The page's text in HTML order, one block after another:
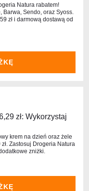
Natura rabatem!
Barwa, Sendo, oraz Syoss.
zł i darmową dostawą od
zł: Wykorzystaj
krem na dzień oraz żele
Zastosuj Drogeria Natura
zniżki.